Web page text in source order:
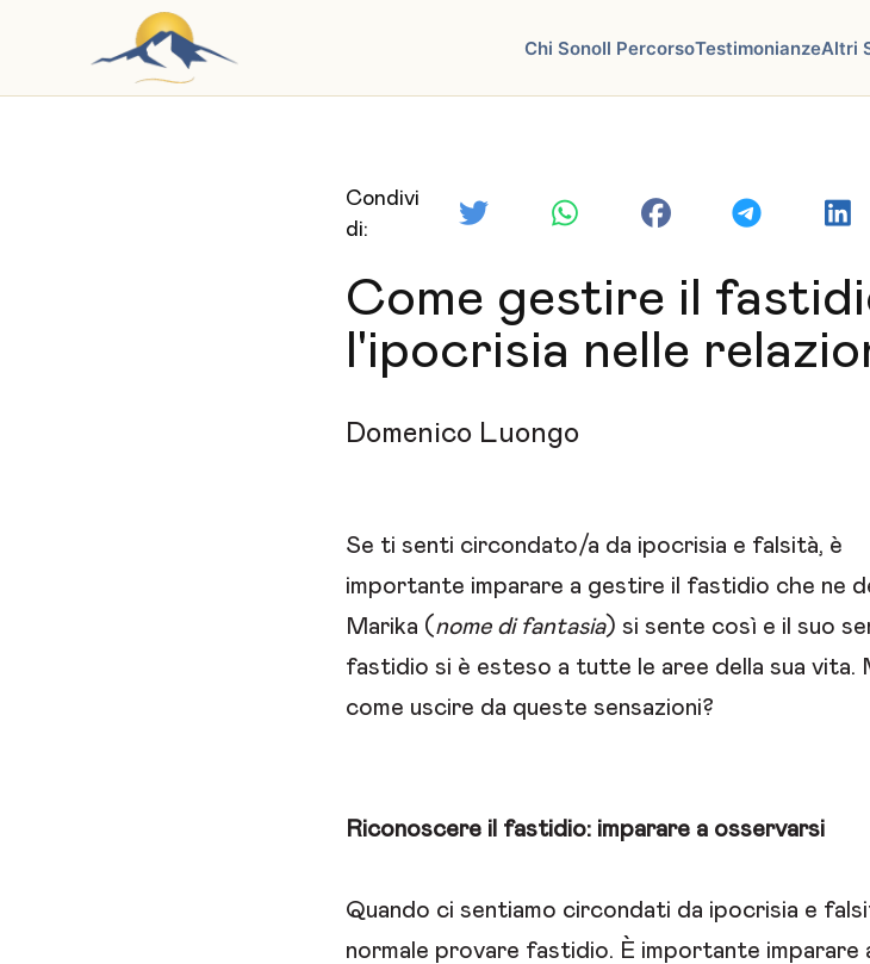
Chi SonoIl PercorsoTestimonianzeAltri
Condivi
di:
Come gestire il
l'ipocrisia nelle
Domenico Luongo
Se ti senti circondato/a da ipocrisia e falsità, è
importante imparare a gestire il fastidio che ne
Marika ( nome di fantasia) si sente così e il suo
fastidio si è esteso a tutte le aree della sua vita.
come uscire da queste sensazioni?
Riconoscere il fastidio: imparare a osservarsi
Quando ci sentiamo circondati da ipocrisia e
normale provare fastidio. È importante imparare